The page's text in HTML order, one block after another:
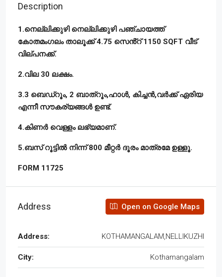
Description
1.നെല്ലിക്കുഴി നെല്ലിക്കുഴി പഞ്ചായത്ത്
കോതമംഗലം താലൂക്ക് 4.75 സെൻ്റ് 1150 SQFT വീട്
വില്പനക്ക്.
2.വില 30 ലക്ഷം.
3.3 ബെഡ്റൂം, 2 ബാത്റൂം,ഹാൾ, കിച്ചൻ,വർക്ക് ഏരിയ
എന്നീ സൗകര്യങ്ങൾ ഉണ്ട്.
4.കിണർ വെള്ളം ലഭ്യമാണ്.
5.ബസ് റൂട്ടിൽ നിന്ന് 800 മീറ്റർ ദൂരം മാത്രമേ ഉള്ളൂ.
FORM 11725
Address Open on Google Maps
Address: KOTHAMANGALAM,NELLIKUZHI
City: Kothamangalam